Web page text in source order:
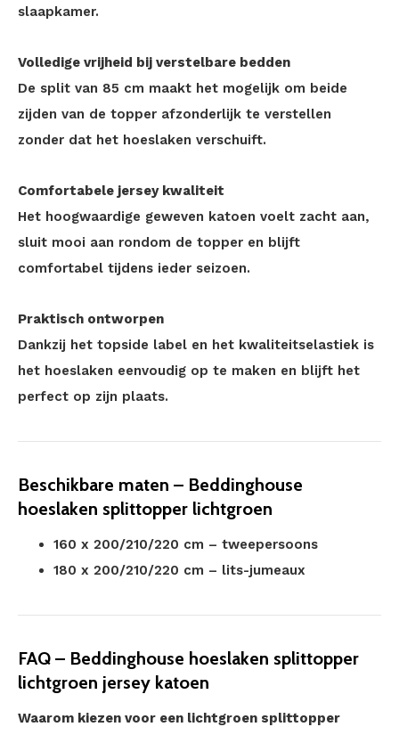
slaapkamer.
Volledige vrijheid bij verstelbare bedden
De split van 85 cm maakt het mogelijk om beide
zijden van de topper afzonderlijk te verstellen
zonder dat het hoeslaken verschuift.
Comfortabele jersey kwaliteit
Het hoogwaardige geweven katoen voelt zacht aan,
sluit mooi aan rondom de topper en blijft
comfortabel tijdens ieder seizoen.
Praktisch ontworpen
Dankzij het topside label en het kwaliteitselastiek is
het hoeslaken eenvoudig op te maken en blijft het
perfect op zijn plaats.
Beschikbare maten – Beddinghouse
hoeslaken splittopper lichtgroen
160 x 200/210/220 cm – tweepersoons
180 x 200/210/220 cm – lits-jumeaux
FAQ – Beddinghouse hoeslaken splittopper
lichtgroen jersey katoen
Waarom kiezen voor een lichtgroen splittopper